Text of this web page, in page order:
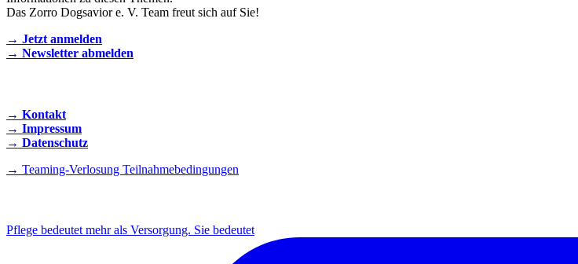
Das Zorro Dogsavior e. V. Team freut sich auf Sie!
→ Jetzt anmelden
→ Newsletter abmelden
→ Kontakt
→ Impressum
→ Datenschutz
→ Teaming-Verlosung Teilnahmebedingungen
Pflege bedeutet mehr als Versorgung. Sie bedeutet